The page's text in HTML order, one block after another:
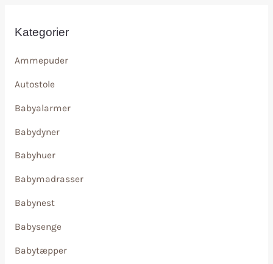
Kategorier
Ammepuder
Autostole
Babyalarmer
Babydyner
Babyhuer
Babymadrasser
Babynest
Babysenge
Babytæpper